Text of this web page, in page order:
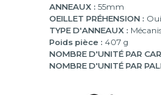
ANNEAUX : 55mm
OEILLET PRÉHENSION : Oui
TYPE D'ANNEAUX :
Poids pièce : 407 g
NOMBRE D'UNITÉ PAR
NOMBRE D'UNITÉ PAR